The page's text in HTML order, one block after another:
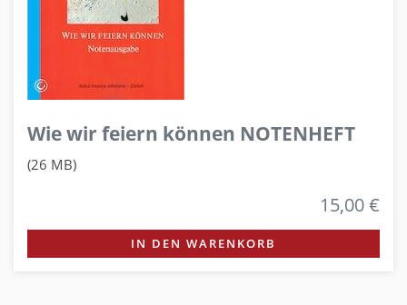
Wie wir feiern können NOTENHEFT
(26 MB)
15,00 €
IN DEN WARENKORB